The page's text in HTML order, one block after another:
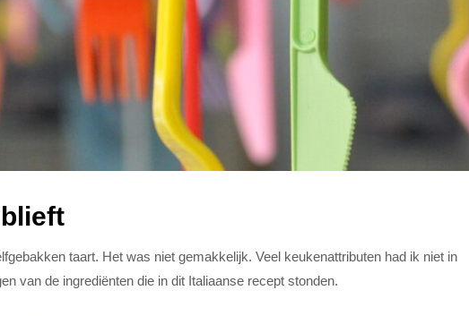
taart. Het was niet gemakkelijk. Veel keukenattributen had ik niet in
van de ingrediënten die in dit Italiaanse recept stonden.